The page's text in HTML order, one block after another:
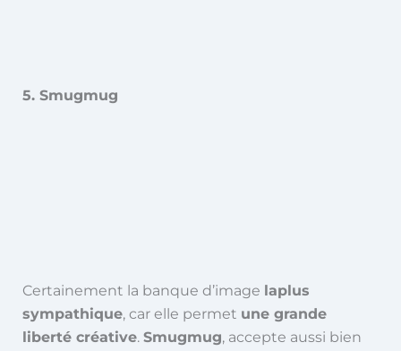
5. Smugmug
Certainement la banque d’image laplus
sympathique, car elle permet une grande
liberté créative. Smugmug, accepte aussi bien